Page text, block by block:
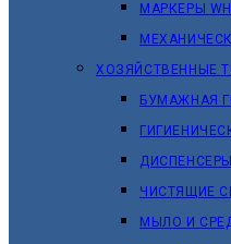
МАРКЕРЫ
ХОЗЯЙСТВЕННЫЕ
БУМАЖНАЯ
ДИСПЕНСЕРЫ
ЧИСТЯЩИЕ
МЫЛО И